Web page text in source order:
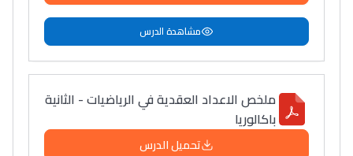
مشاهدة الدرس
ملخص الاعداد العقدية في الرياضيات - الثانية
باكالوريا
تحميل الدرس